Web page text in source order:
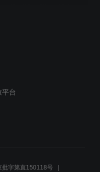
平台
批字第直150118号